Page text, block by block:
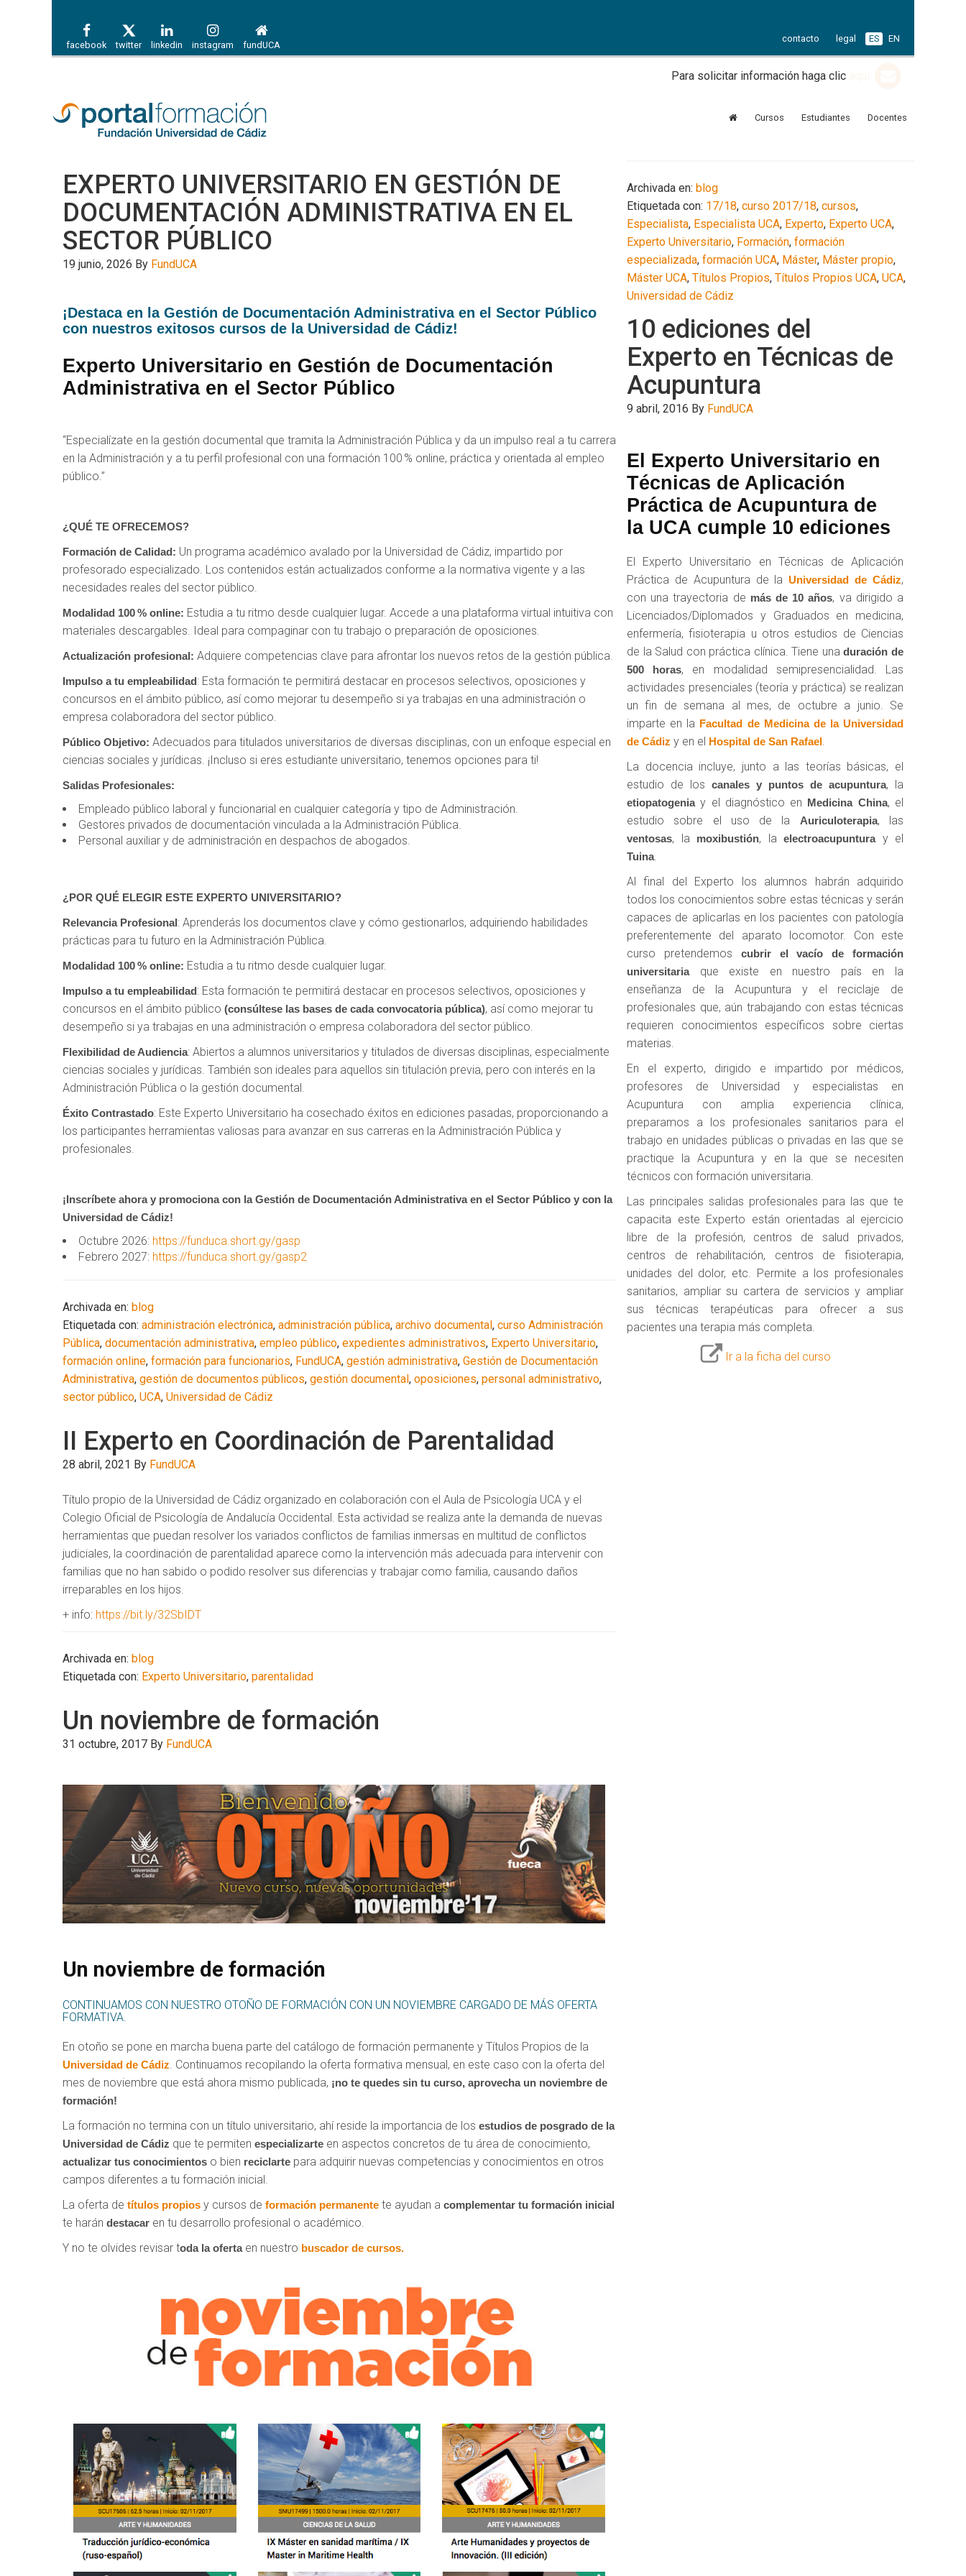
facebook twitter linkedin instagram fundUCA
contacto legal ES EN
Para solicitar información haga clic
Cursos Estudiantes Docentes
EXPERTO UNIVERSITARIO EN GESTIÓN DE
DOCUMENTACIÓN ADMINISTRATIVA EN EL
SECTOR PÚBLICO
19 junio, 2026 By FundUCA
¡Destaca en la Gestión de Documentación Administrativa en el Sector Público
con nuestros exitosos cursos de la Universidad de Cádiz!
Experto Universitario en Gestión de Documentación
Administrativa en el Sector Público
“Especialízate en la gestión documental que tramita la Administración Pública y da un impulso real a tu carrera
en la Administración y a tu perfil profesional con una formación 100 % online, práctica y orientada al empleo
público.”
¿QUÉ TE OFRECEMOS?
Formación de Calidad: Un programa académico avalado por la Universidad de Cádiz, impartido por
profesorado especializado. Los contenidos están actualizados conforme a la normativa vigente y a las
necesidades reales del sector público.
Modalidad 100 % online: Estudia a tu ritmo desde cualquier lugar. Accede a una plataforma virtual intuitiva con
materiales descargables. Ideal para compaginar con tu trabajo o preparación de oposiciones.
Actualización profesional: Adquiere competencias clave para afrontar los nuevos retos de la gestión pública.
Impulso a tu empleabilidad: Esta formación te permitirá destacar en procesos selectivos, oposiciones y
concursos en el ámbito público, así como mejorar tu desempeño si ya trabajas en una administración o
empresa colaboradora del sector público.
Público Objetivo: Adecuados para titulados universitarios de diversas disciplinas, con un enfoque especial en
ciencias sociales y jurídicas. ¡Incluso si eres estudiante universitario, tenemos opciones para ti!
Salidas Profesionales:
Empleado público laboral y funcionarial en cualquier categoría y tipo de Administración.
Gestores privados de documentación vinculada a la Administración Pública.
Personal auxiliar y de administración en despachos de abogados.
¿POR QUÉ ELEGIR ESTE EXPERTO UNIVERSITARIO?
Relevancia Profesional: Aprenderás los documentos clave y cómo gestionarlos, adquiriendo habilidades
prácticas para tu futuro en la Administración Pública.
Modalidad 100 % online: Estudia a tu ritmo desde cualquier lugar.
Impulso a tu empleabilidad: Esta formación te permitirá destacar en procesos selectivos, oposiciones y
concursos en el ámbito público (consúltese las bases de cada convocatoria pública), así como mejorar tu
desempeño si ya trabajas en una administración o empresa colaboradora del sector público.
Flexibilidad de Audiencia: Abiertos a alumnos universitarios y titulados de diversas disciplinas, especialmente
ciencias sociales y jurídicas. También son ideales para aquellos sin titulación previa, pero con interés en la
Administración Pública o la gestión documental.
Éxito Contrastado: Este Experto Universitario ha cosechado éxitos en ediciones pasadas, proporcionando a
los participantes herramientas valiosas para avanzar en sus carreras en la Administración Pública y
profesionales.
¡Inscríbete ahora y promociona con la Gestión de Documentación Administrativa en el Sector Público y con la
Universidad de Cádiz!
Octubre 2026: https://funduca.short.gy/gasp
Febrero 2027: https://funduca.short.gy/gasp2
Archivada en: blog
Etiquetada con: administración electrónica, administración pública, archivo documental, curso Administración
Pública, documentación administrativa, empleo público, expedientes administrativos, Experto Universitario,
formación online, formación para funcionarios, FundUCA, gestión administrativa, Gestión de Documentación
Administrativa, gestión de documentos públicos, gestión documental, oposiciones, personal administrativo,
sector público, UCA, Universidad de Cádiz
II Experto en Coordinación de Parentalidad
28 abril, 2021 By FundUCA
Título propio de la Universidad de Cádiz organizado en colaboración con el Aula de Psicología UCA y el
Colegio Oficial de Psicología de Andalucía Occidental. Esta actividad se realiza ante la demanda de nuevas
herramientas que puedan resolver los variados conflictos de familias inmersas en multitud de conflictos
judiciales, la coordinación de parentalidad aparece como la intervención más adecuada para intervenir con
familias que no han sabido o podido resolver sus diferencias y trabajar como familia, causando daños
irreparables en los hijos.
+ info: https://bit.ly/32SbIDT
Archivada en: blog
Etiquetada con: Experto Universitario, parentalidad
Un noviembre de formación
31 octubre, 2017 By FundUCA
Un noviembre de formación
CONTINUAMOS CON NUESTRO OTOÑO DE FORMACIÓN CON UN NOVIEMBRE CARGADO DE MÁS OFERTA
FORMATIVA.
En otoño se pone en marcha buena parte del catálogo de formación permanente y Títulos Propios de la
Universidad de Cádiz. Continuamos recopilando la oferta formativa mensual, en este caso con la oferta del
mes de noviembre que está ahora mismo publicada, ¡no te quedes sin tu curso, aprovecha un noviembre de
formación!
La formación no termina con un título universitario, ahí reside la importancia de los estudios de posgrado de la
Universidad de Cádiz que te permiten especializarte en aspectos concretos de tu área de conocimiento,
actualizar tus conocimientos o bien reciclarte para adquirir nuevas competencias y conocimientos en otros
campos diferentes a tu formación inicial.
La oferta de títulos propios y cursos de formación permanente te ayudan a complementar tu formación inicial
te harán destacar en tu desarrollo profesional o académico.
Y no te olvides revisar toda la ofertaen nuestro buscador de cursos.
Archivada en: blog
Etiquetada con: 17/18, curso 2017/18, cursos,
Especialista, Especialista UCA, Experto, Experto UCA,
Experto Universitario, Formación, formación
especializada, formación UCA, Máster, Máster propio,
Máster UCA, Títulos Propios, Títulos Propios UCA, UCA,
Universidad de Cádiz
10 ediciones del
Experto en Técnicas de
Acupuntura
9 abril, 2016 By FundUCA
El Experto Universitario en
Técnicas de Aplicación
Práctica de Acupuntura de
la UCA cumple 10 ediciones
El Experto Universitario en Técnicas de Aplicación
Práctica de Acupuntura de laUniversidad de Cádiz,
con una trayectoria de más de 10 años, va dirigido a
Licenciados/Diplomados y Graduados en medicina,
enfermería, fisioterapia u otros estudios de Ciencias
de la Salud con práctica clínica. Tiene unaduración de
500 horas, en modalidad semipresencialidad. Las
actividades presenciales (teoría y práctica) se realizan
un fin de semana al mes, de octubre a junio. Se
imparte en la Facultad de Medicina de la Universidad
de Cádiz y en el Hospital de San Rafael
La docencia incluye, junto a las teorías básicas, el
estudio de los canales y puntos de acupuntura, la
etiopatogeniay el diagnóstico en Medicina China, el
estudio sobre el uso de la
Auriculoterapia, las
ventosas, la moxibustión, la electroacupunturay el
Tuina.
Al final del Experto los alumnos habrán adquirido
todos los conocimientos sobre estas técnicas y serán
capaces de aplicarlas en los pacientes con patología
preferentemente del aparato locomotor. Con este
curso pretendemos cubrir el vacío de formación
universitariaque existe en nuestro país en la
enseñanza de la Acupuntura y el reciclaje de
profesionales que, aún trabajando con estas técnicas
requieren conocimientos específicos sobre ciertas
materias.
En el experto, dirigido e impartido por médicos,
profesores de Universidad y especialistas en
Acupuntura con amplia experiencia clínica,
preparamos a los profesionales sanitarios para el
trabajo en unidades públicas o privadas en las que se
practique la Acupuntura y en la que se necesiten
técnicos con formación universitaria.
Las principales salidas profesionales para las que te
capacita este Experto están orientadas al ejercicio
libre de la profesión, centros de salud privados,
centros de rehabilitación, centros de fisioterapia,
unidades del dolor, etc. Permite a los profesionales
sanitarios, ampliar su cartera de servicios y ampliar
sus técnicas terapéuticas para ofrecer a sus
pacientes una terapia más completa.
Ir a la ficha del curso